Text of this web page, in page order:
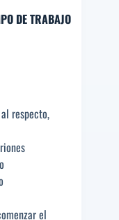
DE TRABAJO
respecto,
el